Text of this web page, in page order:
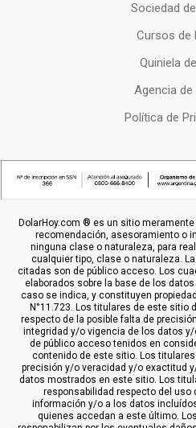
Sociedad
Cursos de
Quiniela
Agencia de
Política de
DolarHoy.com ® es un sitio
recomendación, asesoramiento o
ninguna clase o naturaleza, para
cualquier tipo, clase o naturaleza.
citadas son de público acceso. Los
elaborados sobre la base de los
caso se indica, y constituyen
N°11.723. Los titulares de este sitio
respecto de la posible falta de
integridad y/o vigencia de los datos
de público acceso tenidos en
contenido de este sitio. Los
precisión y/o veracidad y/o exactitud
datos mostrados en este sitio. Los
responsabilidad respecto del uso
información y/o a los datos
quienes accedan a este último.